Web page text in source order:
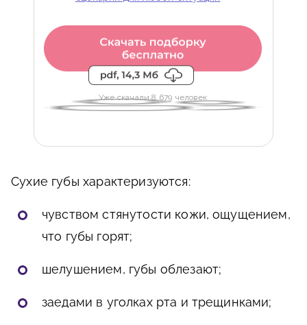
Уже скачали 8 679 человек
Сухие губы характеризуются:
чувством стянутости кожи, ощущением,
что губы горят;
шелушением, губы облезают;
заедами в уголках рта и трещинками;